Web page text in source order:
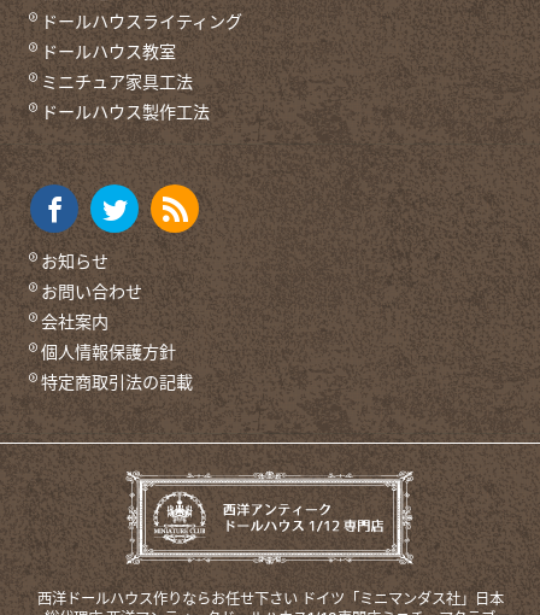
ドールハウスライティング
ドールハウス教室
ミニチュア家具工法
ドールハウス製作工法
お知らせ
お問い合わせ
会社案内
個人情報保護方針
特定商取引法の記載
西洋ドールハウス作りならお任せ下さいドイツ「ミニマンダス社」日本